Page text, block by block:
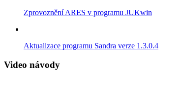
Zprovoznění ARES v programu JUKwin
Aktualizace programu Sandra verze 1.3.0.4
Video návody